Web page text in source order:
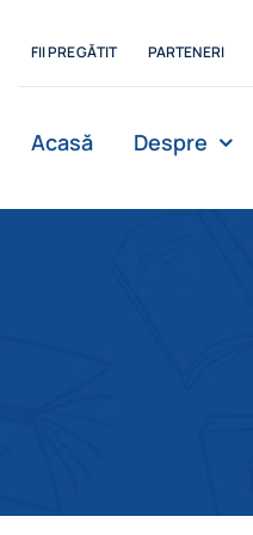
FII PREGĂTIT PARTENERI
Acasă Despre